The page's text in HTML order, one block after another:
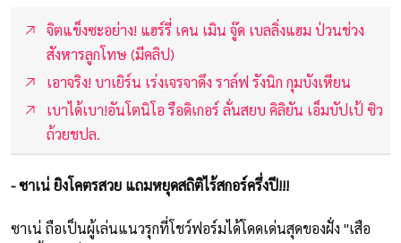
จิตแข็งซะอย่าง! แฮร์รี่ เคน เมิน จู๊ด เบลลิ่งแฮม ป่วนช่วง
สังหารลูกโทษ (มีคลิป)
เอาจริง! บาเยิร์น เร่งเจรจาดึง ราล์ฟ รังนิก กุมบังเหียน
เบาได้เบา!อันโตนิโอ รือดิเกอร์ ลั่นสยบ คิลิยัน เอ็มบัปเป้ ซิว
ถ้วยชปล.
- ซาเน่ ยิงโคตรสวย แถมหยุดสถิติไร้สกอร์ครึ่งปี!!!
ซาเน่ ถือเป็นผู้เล่นแนวรุกที่โชว์ฟอร์มได้โดดเด่นสุดของฝั่ง "เสือ